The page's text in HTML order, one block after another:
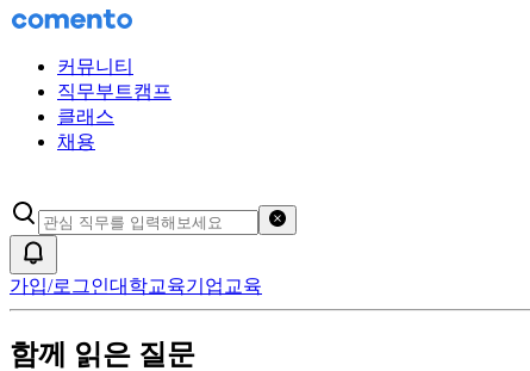
커뮤니티
직무부트캠프
클래스
채용
가입/로그인대학교육기업교육
함께 읽은 질문